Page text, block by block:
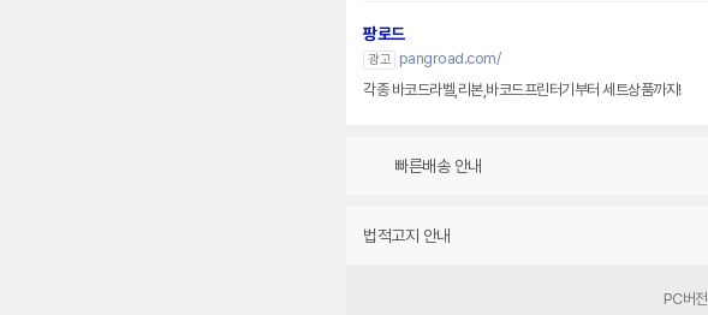
팡로드
광고
pangroad.com/
각종 바코드라벨,리본,바코드프린터기부터 세트상품까지!
빠른배송 안내
법적고지 안내
PC버전